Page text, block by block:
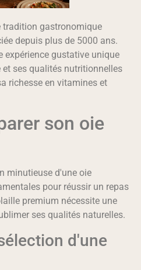
tradition gastronomique
depuis plus de 5000 ans.
expérience gustative unique
ses qualités nutritionnelles
richesse en vitamines et
son oie
minutieuse d'une oie
pour réussir un repas
premium nécessite une
ses qualités naturelles.
d'une